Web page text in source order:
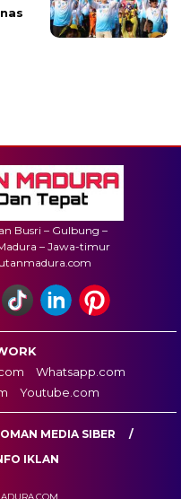
Busri – Gulbung –
– Jawa-timur
Whatsapp.com
Youtube.com
MEDIA SIBER
IKLAN